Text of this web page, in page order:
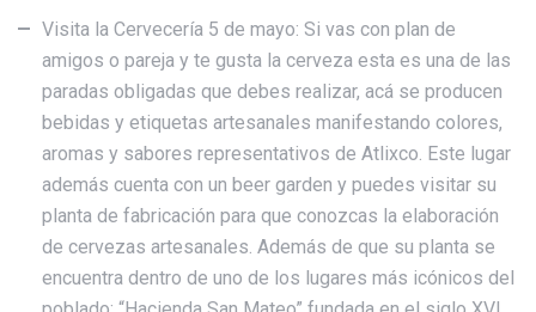
Visita la Cervecería 5 de mayo: Si vas con plan de
amigos o pareja y te gusta la cerveza esta es una de las
paradas obligadas que debes realizar, acá se producen
bebidas y etiquetas artesanales manifestando colores,
aromas y sabores representativos de Atlixco. Este lugar
además cuenta con un beer garden y puedes visitar su
planta de fabricación para que conozcas la elaboración
de cervezas artesanales. Además de que su planta se
encuentra dentro de uno de los lugares más icónicos del